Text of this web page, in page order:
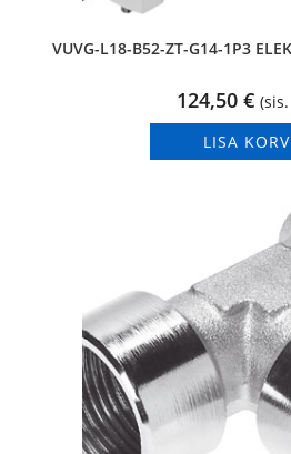
VUVG-L18-B52-ZT-G14-1P3
124,50 €
LISA